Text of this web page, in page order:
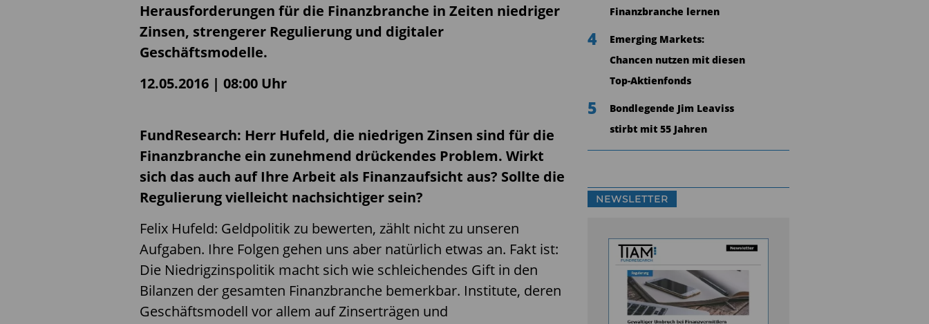
Herausforderungen für die Finanzbranche in Zeiten niedriger
Zinsen, strengerer Regulierung und digitaler
Geschäftsmodelle.
12.05.2016 | 08:00 Uhr
FundResearch: Herr Hufeld, die niedrigen Zinsen sind für die
Finanzbranche ein zunehmend drückendes Problem. Wirkt
sich das auch auf Ihre Arbeit als Finanzaufsicht aus? Sollte die
Regulierung vielleicht nachsichtiger sein?
Felix Hufeld: Geldpolitik zu bewerten, zählt nicht zu unseren
Aufgaben. Ihre Folgen gehen uns aber natürlich etwas an. Fakt ist:
Die Niedrigzinspolitik macht sich wie schleichendes Gift in den
Bilanzen der gesamten Finanzbranche bemerkbar. Institute, deren
Geschäftsmodell vor allem auf Zinserträgen und
Finanzbranche lernen
4
Emerging Markets:
Chancen nutzen mit diesen
Top-Aktienfonds
5
Bondlegende Jim Leaviss
stirbt mit 55 Jahren
NEWSLETTER